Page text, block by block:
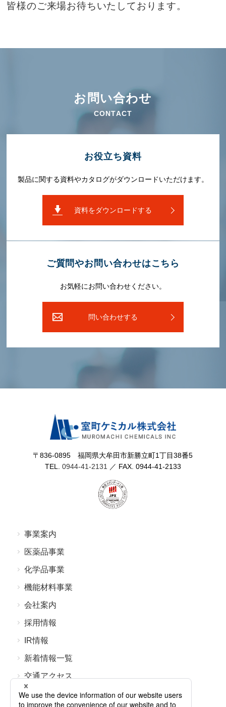
皆様のご来場お待ちいたしております。
お問い合わせ
CONTACT
お役⽴ち資料
製品に関する資料やカタログがダウンロードいただけます。
資料をダウンロードする
ご質問やお問い合わせはこちら
お気軽にお問い合わせください。
問い合わせする
〒836-0895 福岡県⼤牟⽥市新勝⽴町1丁⽬38番5
TEL. 0944-41-2131 ／ FAX. 0944-41-2133
事業案内
医薬品事業
化学品事業
機能材料事業
会社案内
採⽤情報
IR情報
新着情報⼀覧
交通アクセス
よくあるご質問